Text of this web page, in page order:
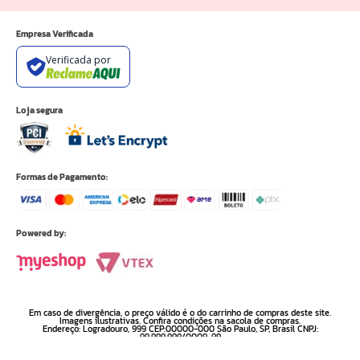
Empresa Verificada
Verificada por
Loja segura
Formas de Pagamento:
Powered by:
Em caso de divergência, o preço válido é o do carrinho de compras deste site.
Imagens ilustrativas. Confira condições na sacola de compras.
Endereço: Logradouro, 999 CEP:00000-000 São Paulo, SP, Brasil CNPJ:
99.999.999/0009-99